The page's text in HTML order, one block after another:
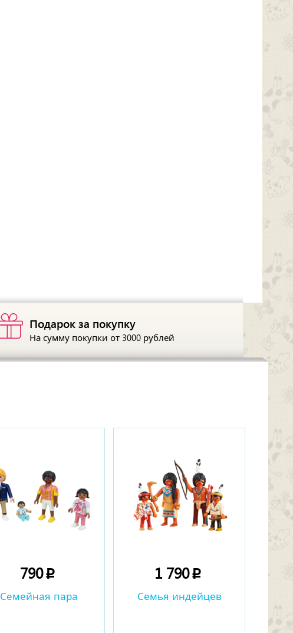
Подарок за покупку
На сумму покупки от 3000 рублей
790p
Семейная пара
1 790p
Семья индейцев